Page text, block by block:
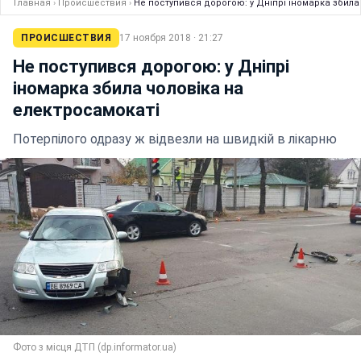
Главная › Происшествия › Не поступився дорогою: у Дніпрі іномарка
ПРОИСШЕСТВИЯ 17 ноября 2018 · 21:27
Не поступився дорогою: у Дніпрі
іномарка збила чоловіка на
електросамокаті
Потерпілого одразу ж відвезли на швидкій в лікарню
Фото з місця ДТП (dp.informator.ua)